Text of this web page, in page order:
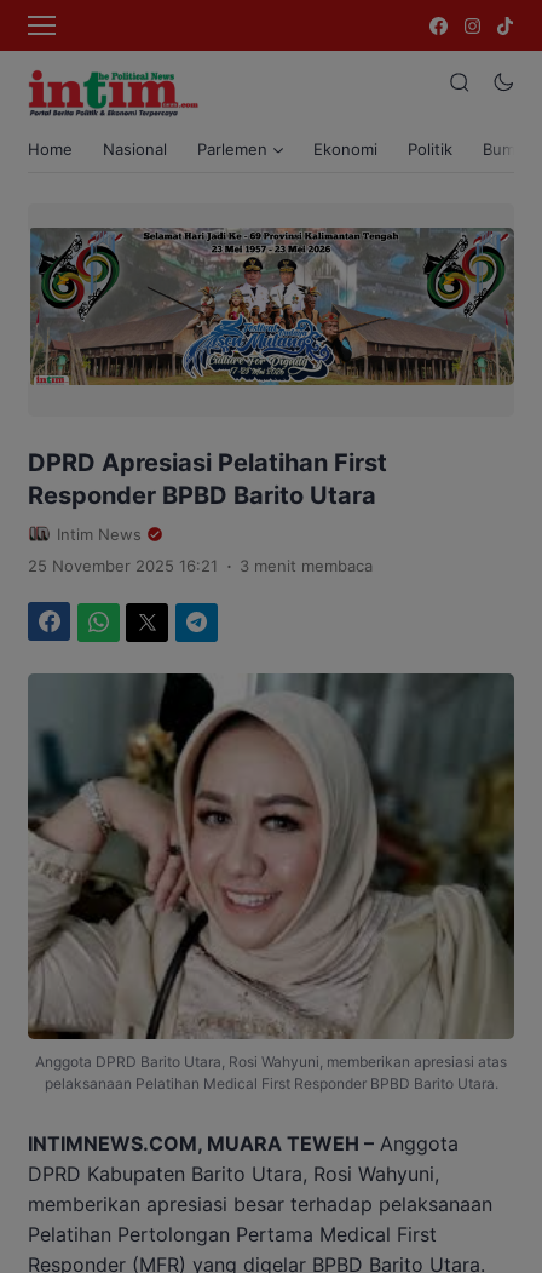
Home Nasional Parlemen Ekonomi Politik Bumi
DPRD Apresiasi Pelatihan First
Responder BPBD Barito Utara
Intim News
25 November 2025 16:21
. 3 menit membaca
Anggota DPRD Barito Utara, Rosi Wahyuni, memberikan apresiasi atas
pelaksanaan Pelatihan Medical First Responder BPBD Barito Utara.
INTIMNEWS.COM, MUARA TEWEH – Anggota
DPRD Kabupaten Barito Utara, Rosi Wahyuni,
memberikan apresiasi besar terhadap pelaksanaan
Pelatihan Pertolongan Pertama Medical First
Responder (MFR) yang digelar BPBD Barito Utara.